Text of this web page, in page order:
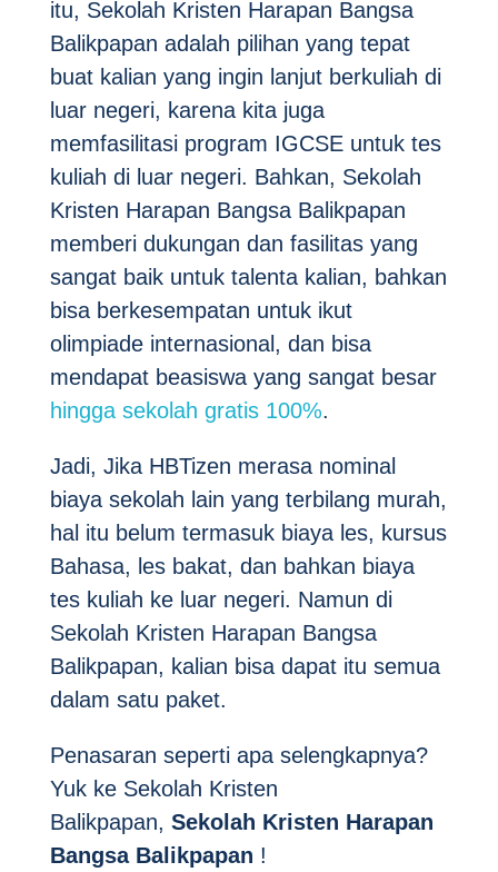
itu, Sekolah Kristen Harapan Bangsa
Balikpapan adalah pilihan yang tepat
buat kalian yang ingin lanjut berkuliah di
luar negeri, karena kita juga
memfasilitasi program IGCSE untuk tes
kuliah di luar negeri. Bahkan, Sekolah
Kristen Harapan Bangsa Balikpapan
memberi dukungan dan fasilitas yang
sangat baik untuk talenta kalian, bahkan
bisa berkesempatan untuk ikut
olimpiade internasional, dan bisa
mendapat beasiswa yang sangat besar
hingga sekolah gratis 100%.
Jadi, Jika HBTizen merasa nominal
biaya sekolah lain yang terbilang murah,
hal itu belum termasuk biaya les, kursus
Bahasa, les bakat, dan bahkan biaya
tes kuliah ke luar negeri. Namun di
Sekolah Kristen Harapan Bangsa
Balikpapan, kalian bisa dapat itu semua
dalam satu paket.
Penasaran seperti apa selengkapnya?
Yuk ke Sekolah Kristen
Balikpapan, Sekolah Kristen Harapan
BangsaBalikpapan !